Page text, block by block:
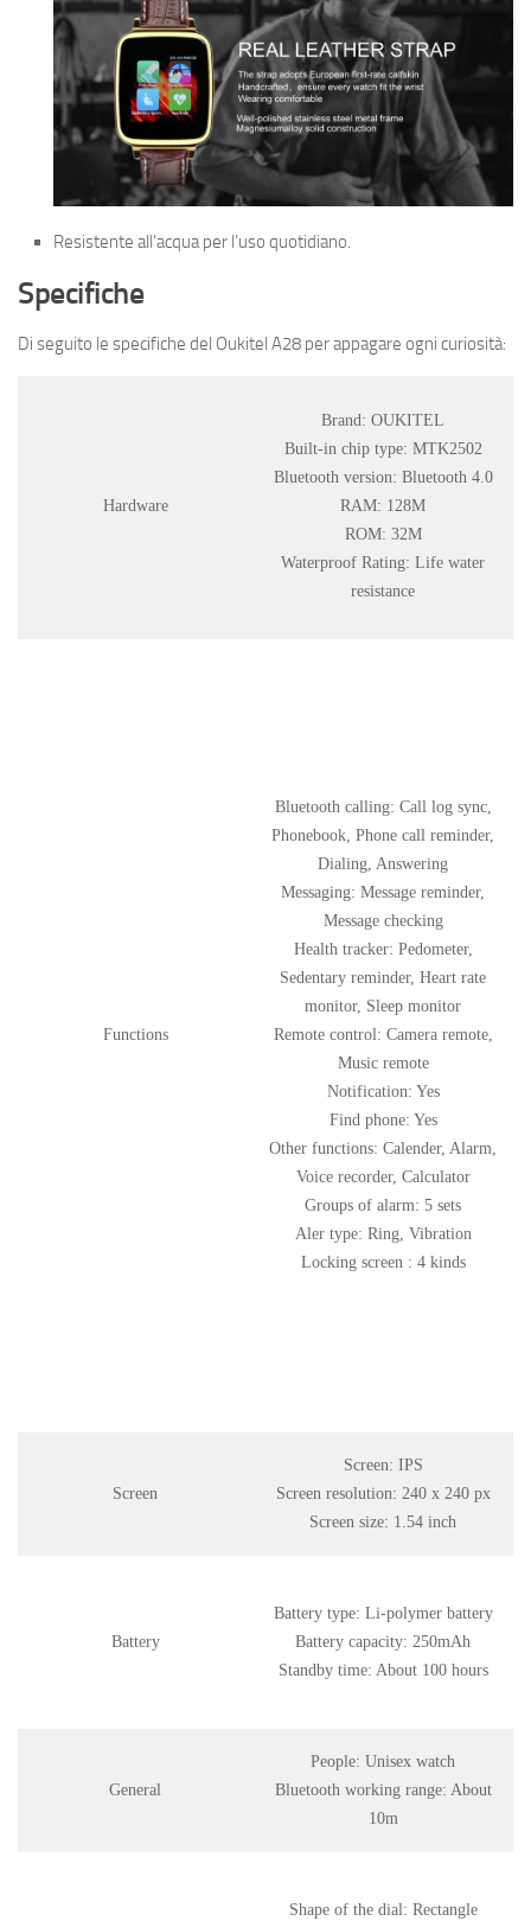
Resistente all’acqua per l’uso quotidiano.
Specifiche
Di seguito le specifiche del Oukitel A28 per appagare ogni curiosità:
Hardware
Brand: OUKITEL
Built-in chip type: MTK2502
Bluetooth version: Bluetooth 4.0
RAM: 128M
ROM: 32M
Waterproof Rating: Life water
resistance
Functions
Bluetooth calling: Call log sync,
Phonebook, Phone call reminder,
Dialing, Answering
Messaging: Message reminder,
Message checking
Health tracker: Pedometer,
Sedentary reminder, Heart rate
monitor, Sleep monitor
Remote control: Camera remote,
Music remote
Notification: Yes
Find phone: Yes
Other functions: Calender, Alarm,
Voice recorder, Calculator
Groups of alarm: 5 sets
Aler type: Ring, Vibration
Locking screen : 4 kinds
Screen
Screen: IPS
Screen resolution: 240 x 240 px
Screen size: 1.54 inch
Battery
Battery type: Li-polymer battery
Battery capacity: 250mAh
Standby time: About 100 hours
General
People: Unisex watch
Bluetooth working range: About
10m
Shape of the dial: Rectangle